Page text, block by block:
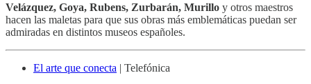
Velázquez, Goya, Rubens, Zurbarán, Murillo y otros maestros
hacen las maletas para que sus obras más emblemáticas puedan ser
admiradas en distintos museos españoles.
El arte que conecta | Telefónica